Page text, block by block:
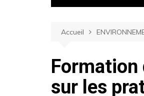
ONG
Ecoles
Accueil
Formation
sur les